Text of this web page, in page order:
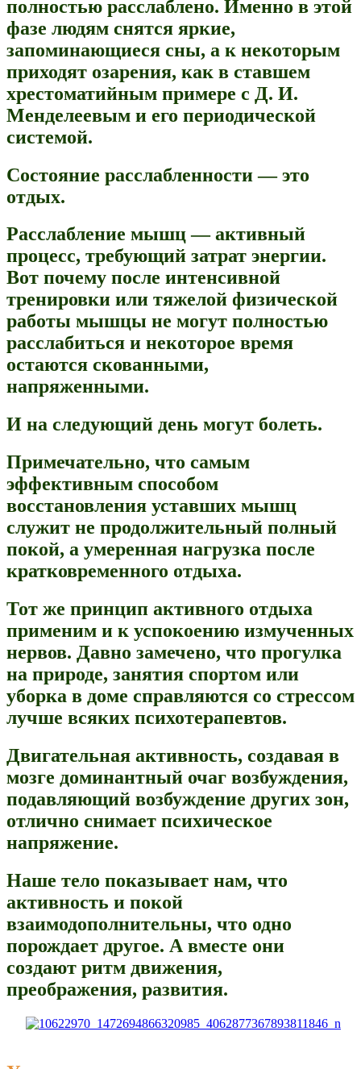
полностью расслаблено. Именно в этой
фазе людям снятся яркие,
запоминающиеся сны, а к некоторым
приходят озарения, как в ставшем
хрестоматийным примере с Д. И.
Менделеевым и его периодической
системой.
Состояние расслабленности — это
отдых.
Расслабление мышц — активный
процесс, требующий затрат энергии.
Вот почему после интенсивной
тренировки или тяжелой физической
работы мышцы не могут полностью
расслабиться и некоторое время
остаются скованными,
напряженными.
И на следующий день могут болеть.
Примечательно, что самым
эффективным способом
восстановления уставших мышц
служит не продолжительный полный
покой, а умеренная нагрузка после
кратковременного отдыха.
Тот же принцип активного отдыха
применим и к успокоению измученных
нервов. Давно замечено, что прогулка
на природе, занятия спортом или
уборка в доме справляются со стрессом
лучше всяких психотерапевтов.
Двигательная активность, создавая в
мозге доминантный очаг возбуждения,
подавляющий возбуждение других зон,
отлично снимает психическое
напряжение.
Наше тело показывает нам, что
активность и покой
взаимодополнительны, что одно
порождает другое. А вместе они
создают ритм движения,
преображения, развития.